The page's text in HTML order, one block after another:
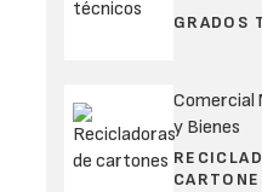
GRADOS
Comercial
y Bienes